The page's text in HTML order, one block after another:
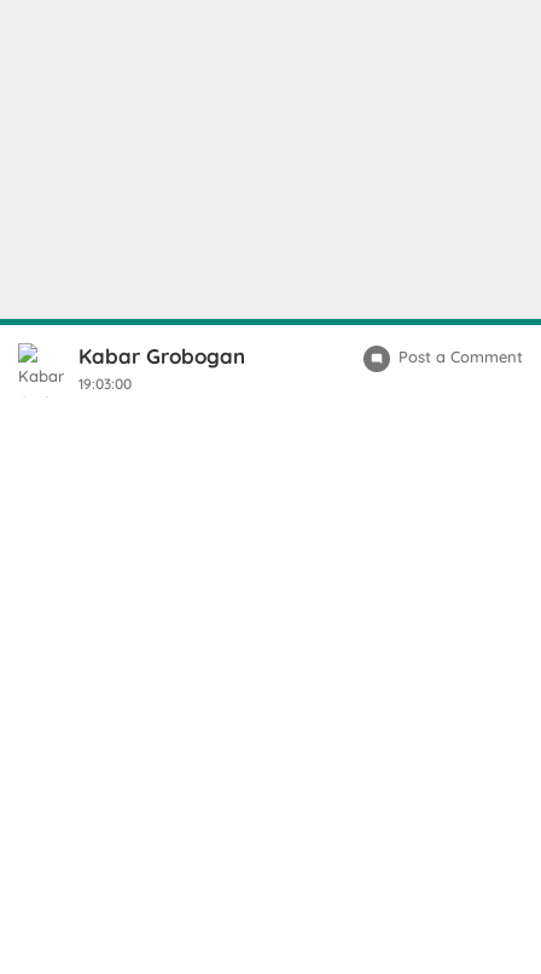
Kabar Grobogan
19:03:00
Post a Comment